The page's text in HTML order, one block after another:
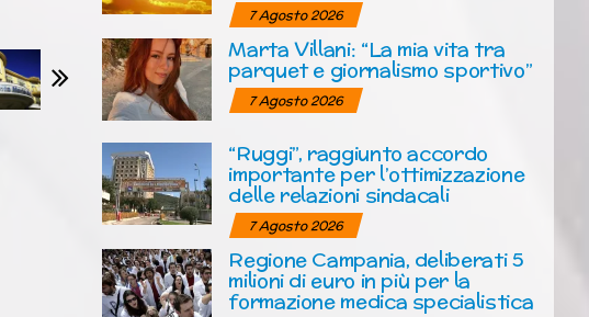
7 Agosto 2026
Marta Villani: “La mia vita tra
parquet e giornalismo sportivo”
7 Agosto 2026
“Ruggi”, raggiunto accordo
importante per l’ottimizzazione
delle relazioni sindacali
7 Agosto 2026
Regione Campania, deliberati 5
milioni di euro in più per la
formazione medica specialistica